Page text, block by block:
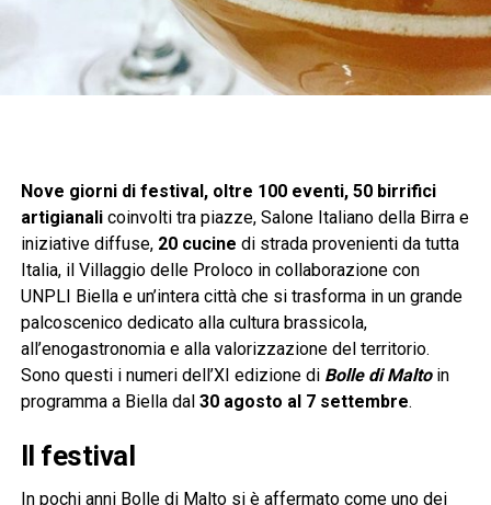
Nove giorni di festival, oltre 100 eventi, 50 birrifici
artigianalicoinvolti tra piazze, Salone Italiano della Birra e
iniziative diffuse,20 cucine di strada provenienti da tutta
Italia, il Villaggio delle Proloco in collaborazione con
UNPLI Biella e un’intera città che si trasforma in un grande
palcoscenico dedicato alla cultura brassicola,
all’enogastronomia e alla valorizzazione del territorio.
Sono questi i numeri dell’XI edizione di Bolle di Maltoin
programma a Biella dal 30 agosto al 7 settembre.
Il festival
In pochi anni Bolle di Malto si è affermato come uno dei